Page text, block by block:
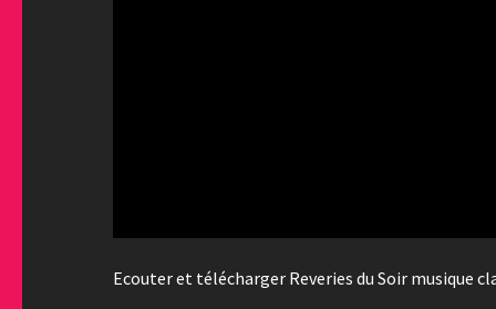
Ecouter et télécharger Reveries du Soir musique